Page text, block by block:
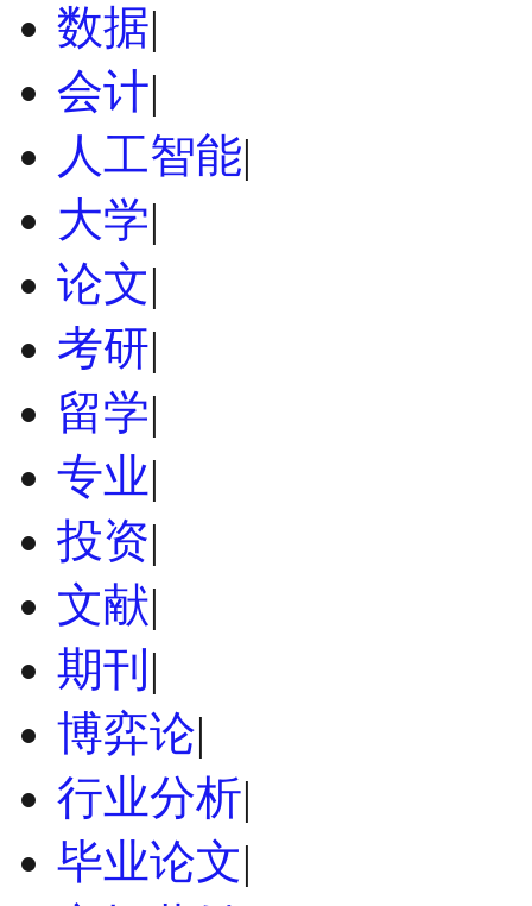
数据|
会计|
人工智能|
大学|
论文|
考研|
留学|
专业|
投资|
文献|
期刊 |
博弈论|
行业分析|
毕业论文|